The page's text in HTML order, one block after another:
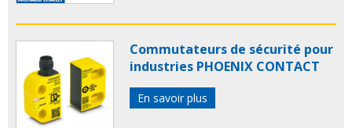
Commutateurs de sécurité pour
industries PHOENIX CONTACT
En savoir plus